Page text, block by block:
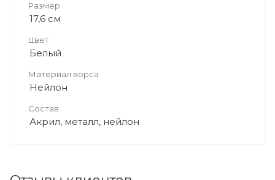
Размер
17,6 см
Цвет
Белый
Материал ворса
Нейлон
Состав
Акрил, металл, нейлон